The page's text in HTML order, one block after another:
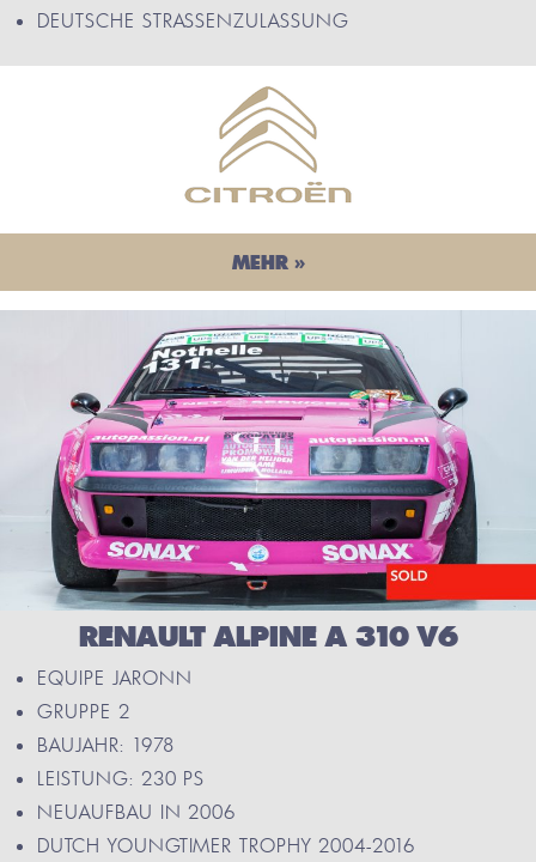
DEUTSCHE STRASSENZULASSUNG
MEHR »
RENAULT ALPINE A 310 V6
EQUIPE JARONN
GRUPPE 2
BAUJAHR: 1978
LEISTUNG: 230 PS
NEUAUFBAU IN 2006
DUTCH YOUNGTIMER TROPHY 2004-2016